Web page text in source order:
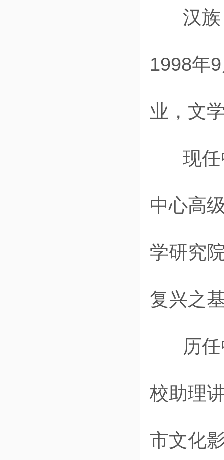
汉族
1998年
业，文
现任
中心高
学研究
复兴之
历任
校助理
市文化